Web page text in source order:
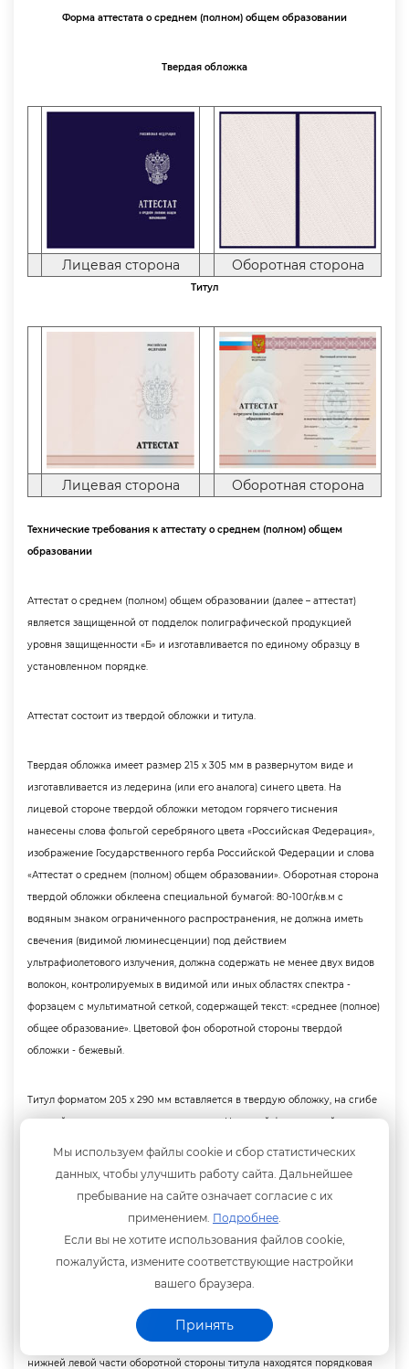
Мы используем файлы cookie и сбор статистических
данных, чтобы улучшить работу сайта. Дальнейшее
пребывание на сайте означает согласие с их
применением. Подробнее.
Если вы не хотите использования файлов cookie,
пожалуйста, измените соответствующие настройки
ашего браузера.
Принять
Форма аттестата о среднем (полном) общем образовании
Твердая обложка
Лицевая сторона Оборотная сторона
Титул
Лицевая сторона Оборотная сторона
Технические требования к аттестату о среднем (полном) общем
образовании
Аттестат о среднем (полном) общем образовании (далее – аттестат)
является защищенной от подделок полиграфической продукцией
уровня защищенности «Б» и изготавливается по единому образцу
установленном порядке.
Аттестат состоит из твердой обложки и титула.
Твердая обложка имеет размер 215 х 305 мм в развернутом виде и
изготавливается из ледерина (или его аналога) синего цвета. На
лицевой стороне твердой обложки методом горячего тиснения
нанесены слова фольгой серебряного цвета «Российская Федерация»,
изображение Государственного герба Российской Федерации и слова
«Аттестат о среднем (полном) общем образовании». Оборотная сторона
твердой обложки обклеена специальной бумагой: 80-100г/кв.м с
одяным знаком ограниченного распространения, не должна иметь
свечения (видимой люминесценции) под действием
ультрафиолетового излучения, должна содержать не менее двух видо
олокон, контролируемых в видимой или иных областях спектра -
форзацем с мультиматной сеткой, содержащей текст: «среднее (полное)
общее образование». Цветовой фон оборотной стороны твердой
обложки - бежевый.
Титул форматом 205 х 290 мм вставляется в твердую обложку, на сгибе
которой вклеена упругая планка-сутаж. Цветовой фон лицевой и
оборотной стороны титула - серо-бежевый. На лицевой стороне титула
нанесены барельефное изображение Государственного герба
Российской Федерации в однокрасочной сетке с ирисным раскатом, а
также слова «Российская Федерация» и «Аттестат». На оборотной
еральдическое изображение Государственного герба Российской
ильоширная композиция, введённая в фоновую гильоширную сетку, а
также слова «Аттестат о среднем (полном) общем образовании».
нижней левой части оборотной стороны титула находятся порядковая